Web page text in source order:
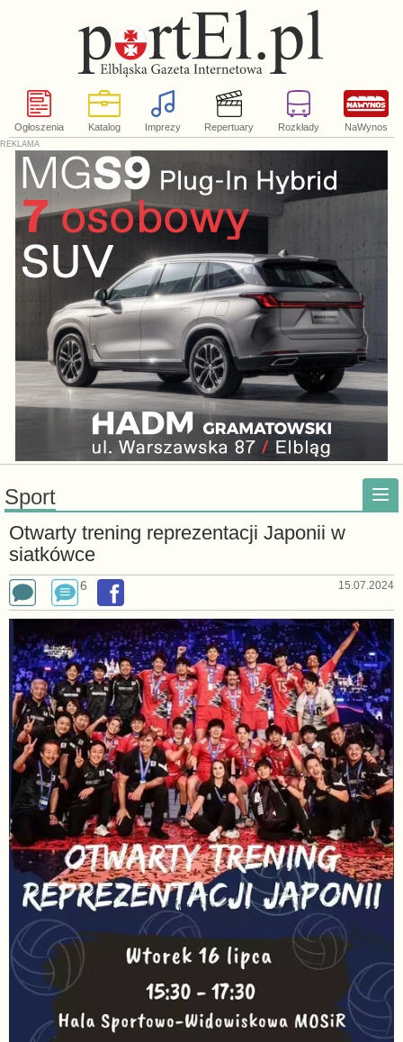
Ogłoszenia Katalog Imprezy Repertuary Rozkłady NaWynos
Sport
Otwarty trening reprezentacji Japonii w
siatkówce
6 15.07.2024